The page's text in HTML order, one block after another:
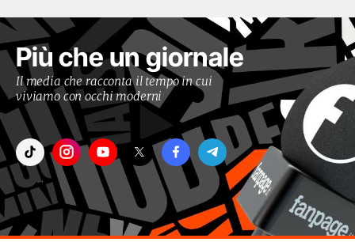
Più che un giornale
Il media che racconta il tempo in cui
viviamo con occhi moderni